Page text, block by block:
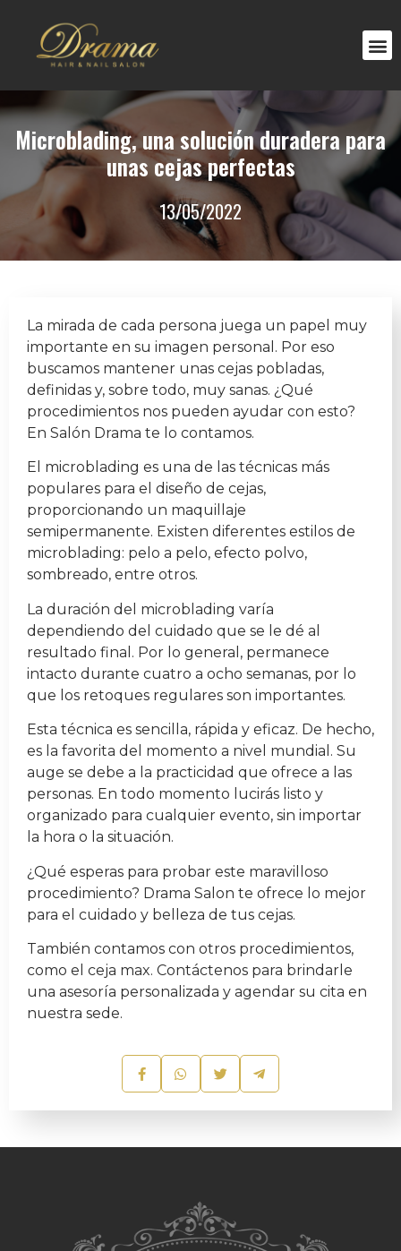
Microblading, una solución duradera para
unas cejas perfectas
13/05/2022
La mirada de cada persona juega un papel muy
importante en su imagen personal. Por eso
buscamos mantener unas cejas pobladas,
definidas y, sobre todo, muy sanas. ¿Qué
procedimientos nos pueden ayudar con esto?
En Salón Drama te lo contamos.
El microblading es una de las técnicas más
populares para el diseño de cejas,
proporcionando un maquillaje
semipermanente. Existen diferentes estilos de
microblading: pelo a pelo, efecto polvo,
sombreado, entre otros.
La duración del microblading varía
dependiendo del cuidado que se le dé al
resultado final. Por lo general, permanece
intacto durante cuatro a ocho semanas, por lo
que los retoques regulares son importantes.
Esta técnica es sencilla, rápida y eficaz. De hecho,
es la favorita del momento a nivel mundial. Su
auge se debe a la practicidad que ofrece a las
personas. En todo momento lucirás listo y
organizado para cualquier evento, sin importar
la hora o la situación.
¿Qué esperas para probar este maravilloso
procedimiento? Drama Salon te ofrece lo mejor
para el cuidado y belleza de tus cejas.
También contamos con otros procedimientos,
como el ceja max. Contáctenos para brindarle
una asesoría personalizada y agendar su cita en
nuestra sede.